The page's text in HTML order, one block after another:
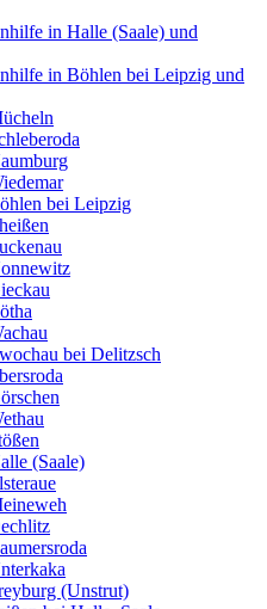
in Halle (Saale) und
in Böhlen bei Leipzig und
bei Leipzig
bei Delitzsch
(Saale)
(Unstrut)